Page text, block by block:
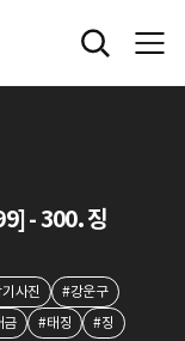
- 300. 징
사진
#강운구
금 #태징 #징